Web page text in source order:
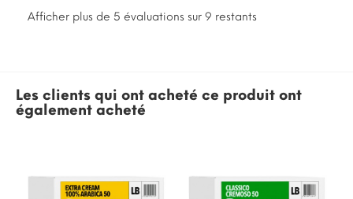
Afficher plus de 5 évaluations sur 9 restants
Les clients qui ont acheté ce produit ont
également acheté